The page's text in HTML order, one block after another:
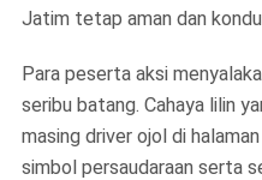
Jatim tetap aman dan
Para peserta aksi
seribu batang. Cahaya lilin
masing driver ojol di
simbol persaudaraan serta